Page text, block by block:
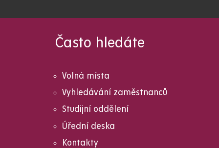
Často hledáte
Volná místa
Vyhledávání zaměstnanců
Studijní oddělení
Úřední deska
Kontakty